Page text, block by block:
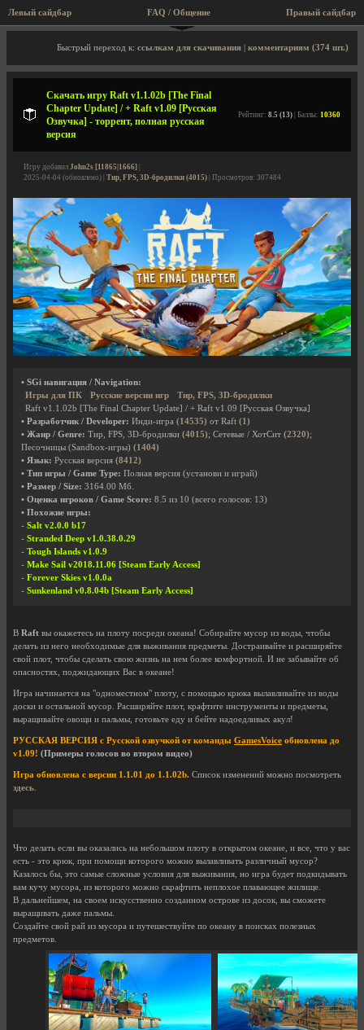
Левый сайдбар FAQ / Общение
Описание игры, торрент, скриншоты, видео
Быстрый переход к: ссылкам для скачивания комментариям (374 шт.)
Скачать игру Raft v1.1.02b [The Final
Chapter Update] / + Raft v1.09 [Русская
Озвучка] - торрент, полная русская
версия
Рейтинг: 8.5 (13) | Баллы: 10360
Игру добавил John2s [11865|1666]
2025-04-04 (обновлено) | Тир, FPS, 3D-бродилки (4015) | Просмотров: 307484
• SGi навигация / Navigation:
Игры для ПК
Русские версии игр
Тир, FPS, 3D-бродилки
Raft v1.1.02b [The Final Chapter Update] / + Raft v1.09 [Русская Озвучка]
• Разработчик / Developer: Инди-игра (14535) от Raft (1)
• Жанр / Genre: Тир, FPS, 3D-бродилки (4015); Сетевые / ХотСит (2320);
Песочницы (Sandbox-игры) (1404)
• Язык: Русская версия (8412)
• Тип игры / Game Type: Полная версия (установи и играй)
• Размер / Size: 3164.00 Мб.
• Оценка игроков / Game Score: 8.5 из 10 (всего голосов: 13)
• Похожие игры:
- Salt v2.0.0 b17
- Stranded Deep v1.0.38.0.29
- Tough Islands v1.0.9
- Make Sail v2018.11.06 [Steam Early Access]
- Forever Skies v1.0.0a
- Sunkenland v0.8.04b [Steam Early Access]
В Raft вы окажетесь на плоту посреди океана! Собирайте мусор из воды, чтобы
делать из него необходимые для выживания предметы. Достраивайте и расширяйте
свой плот, чтобы сделать свою жизнь на нем более комфортной. И не забывайте об
опасностях, поджидающих Вас в океане!
Игра начинается на "одноместном" плоту, с помощью крюка вылавливайте из воды
доски и остальной мусор. Расширяйте плот, крафтите инструменты и предметы,
выращивайте овощи и пальмы, готовьте еду и бейте надоедливых акул!
РУССКАЯ ВЕРСИЯ с Русской озвучкой от команды GamesVoice обновлена до
v1.09! (Примеры голосов во втором видео)
Игра обновлена с версии 1.1.01 до 1.1.02b. Список изменений можно посмотреть
здесь.
Что делать если вы оказались на небольшом плоту в открытом океане, и все, что у вас
есть - это крюк, при помощи которого можно вылавливать различный мусор?
Казалось бы, это самые сложные условия для выживания, но игра будет подкидывать
вам кучу мусора, из которого можно скрафтить неплохое плавающее жилище.
В дальнейшем, на своем искусственно созданном острове из досок, вы сможете
выращивать даже пальмы.
Создайте свой рай из мусора и путешествуйте по океану в поисках полезных
предметов.